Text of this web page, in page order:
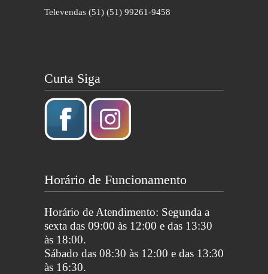
Televendas (51) (51) 99261-9458
Curta Siga
Horário de Funcionamento
Horário de Atendimento: Segunda a
sexta das 09:00 às 12:00 e das 13:30
às 18:00.
Sábado das 08:30 às 12:00 e das 13:30
às 16:30.